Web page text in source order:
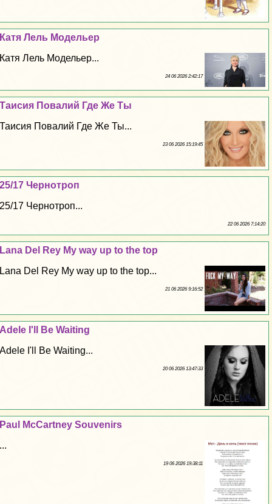
Катя Лель Модельер
Катя Лель Модельер...
24 06 2026 2:42:17
Таисия Повалий Где Же Ты
Таисия Повалий Где Же Ты...
23 06 2026 15:19:45
25/17 Чернотроп
25/17 Чернотроп...
22 06 2026 7:14:20
Lana Del Rey My way up to the top
Lana Del Rey My way up to the top...
21 06 2026 9:16:52
Adele I'll Be Waiting
Adele I'll Be Waiting...
20 06 2026 13:47:33
Paul McCartney Souvenirs
...
19 06 2026 19:38:11